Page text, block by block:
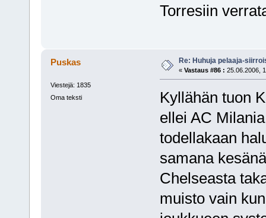
Torresiin
Puskas
Viestejä: 1835
Oma teksti
Re: Huhuja pelaaja-
« Vastaus #86 : 25.06.2006,
Kyllähän tuon
ellei AC
todellakaan
samana
Chelseasta
muisto vain